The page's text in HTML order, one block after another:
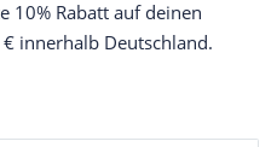
10% Rabatt auf deinen
innerhalb Deutschland.